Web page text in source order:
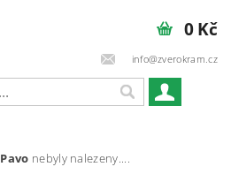
info@zverokram.cz
0 Kč
Pavo nebyly nalezeny....